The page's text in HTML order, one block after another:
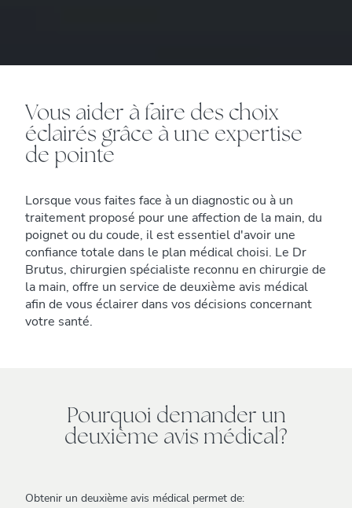
Vous aider à faire des choix
éclairés grâce à une expertise
de pointe
Lorsque vous faites face à un diagnostic ou à un
traitement proposé pour une affection de la main, du
poignet ou du coude, il est essentiel d'avoir une
confiance totale dans le plan médical choisi. Le Dr
Brutus, chirurgien spécialiste reconnu en chirurgie de
la main, offre un service de deuxième avis médical
afin de vous éclairer dans vos décisions concernant
votre santé.
Pourquoi demander un
deuxième avis médical?
Obtenir un deuxième avis médical permet de: